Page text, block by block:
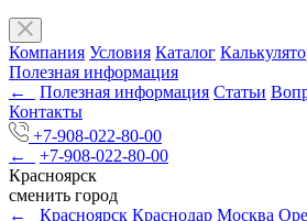
Компания Условия Каталог
Полезная информация
←
Полезная информация Статьи
Контакты
+7-908-022-80-00
←
+7-908-022-80-00
Красноярск
сменить город
←
Красноярск Краснодар Москва